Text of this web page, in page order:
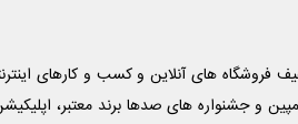
فروشگاه های آنلاین و کسب و‌ کارهای
و جشنواره های صدها برند معتبر،